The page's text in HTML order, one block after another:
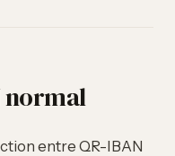
normal
entre QR-IBAN